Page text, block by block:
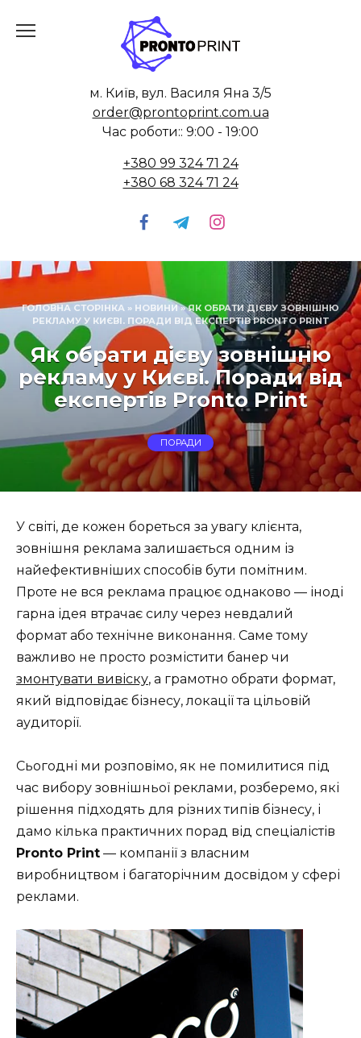
м. Київ, вул. Василя Яна 3/5
order@prontoprint.com.ua
Час роботи:: 9:00 - 19:00
+380 99 324 71 24
+380 68 324 71 24
ГОЛОВНА СТОРІНКА » НОВИНИ»ЯК ОБРАТИ ДІЄВУ ЗОВНІШНЮ
РЕКЛАМУ У КИЄВІ. ПОРАДИ ВІД ЕКСПЕРТІВ PRONTO PRINT
Як обрати дієву зовнішню
рекламу у Києві. Поради від
експертів Pronto Print
ПОРАДИ
У світі, де кожен бореться за увагу клієнта,
зовнішня реклама залишається одним із
найефективніших способів бути помітним.
Проте не вся реклама працює однаково — іноді
гарна ідея втрачає силу через невдалий
формат або технічне виконання. Саме тому
важливо не просто розмістити банер чи
змонтувати вивіску, а грамотно обрати формат,
який відповідає бізнесу, локації та цільовій
аудиторії.
Сьогодні ми розповімо, як не помилитися під
час вибору зовнішньої реклами, розберемо, які
рішення підходять для різних типів бізнесу, і
дамо кілька практичних порад від спеціалістів
Pronto Print — компанії з власним
виробництвом і багаторічним досвідом у сфері
реклами.